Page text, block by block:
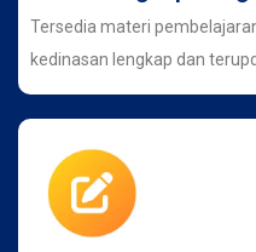
Tersedia materi
kedinasan lengkap dan